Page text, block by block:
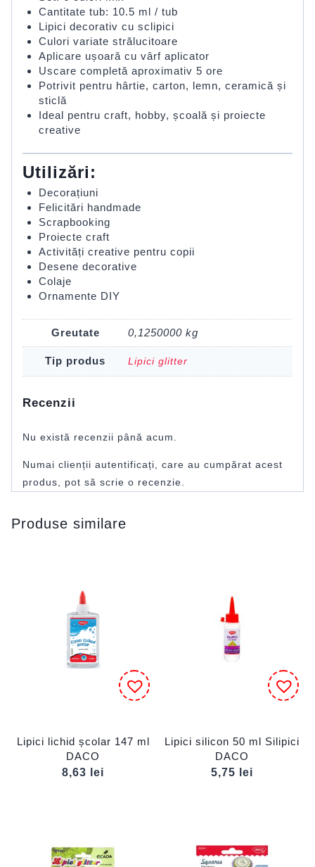
Cantitate tub: 10.5 ml / tub
Lipici decorativ cu sclipici
Culori variate strălucitoare
Aplicare ușoară cu vârf aplicator
Uscare completă aproximativ 5 ore
Potrivit pentru hârtie, carton, lemn, ceramică și
sticlă
Ideal pentru craft, hobby, școală și proiecte
creative
Utilizări:
Decorațiuni
Felicitări handmade
Scrapbooking
Proiecte craft
Activități creative pentru copii
Desene decorative
Colaje
Ornamente DIY
Greutate 0,1250000 kg
Tip produs Lipici glitter
Recenzii
Nu există recenzii până acum.
Numai clienții autentificați, care au cumpărat acest
produs, pot să scrie o recenzie.
Produse similare
Lipici lichid școlar 147 ml
DACO
8,63
lei
Lipici silicon 50 ml Silipici
DACO
5,75
lei